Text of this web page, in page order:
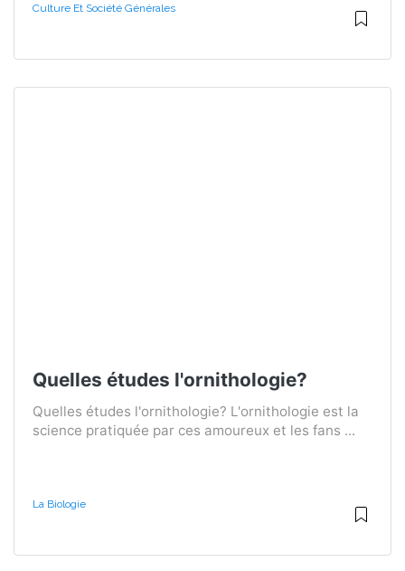
Culture Et Société Générales
Quelles études l'ornithologie?
Quelles études l'ornithologie? L'ornithologie est la
science pratiquée par ces amoureux et les fans ...
La Biologie